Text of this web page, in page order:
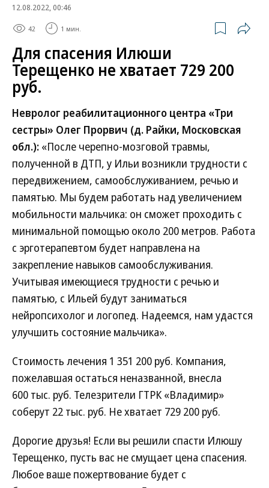
12.08.2022, 00:46
42 1 мин.
Для спасения Илюши
Терещенко не хватает 729 200
руб.
Невролог реабилитационного центра «Три
сестры» Олег Прорвич (д. Райки, Московская
обл.): «После черепно-мозговой травмы,
полученной в ДТП, у Ильи возникли трудности с
передвижением, самообслуживанием, речью и
памятью. Мы будем работать над увеличением
мобильности мальчика: он сможет проходить с
минимальной помощью около 200 метров. Работа
с эрготерапевтом будет направлена на
закрепление навыков самообслуживания.
Учитывая имеющиеся трудности с речью и
памятью, с Ильей будут заниматься
нейропсихолог и логопед. Надеемся, нам удастся
улучшить состояние мальчика».
Стоимость лечения 1 351 200 руб. Компания,
пожелавшая остаться неназванной, внесла
600 тыс. руб. Телезрители ГТРК «Владимир»
соберут 22 тыс. руб. Не хватает 729 200 руб.
Дорогие друзья! Если вы решили спасти Илюшу
Терещенко, пусть вас не смущает цена спасения.
Любое ваше пожертвование будет с